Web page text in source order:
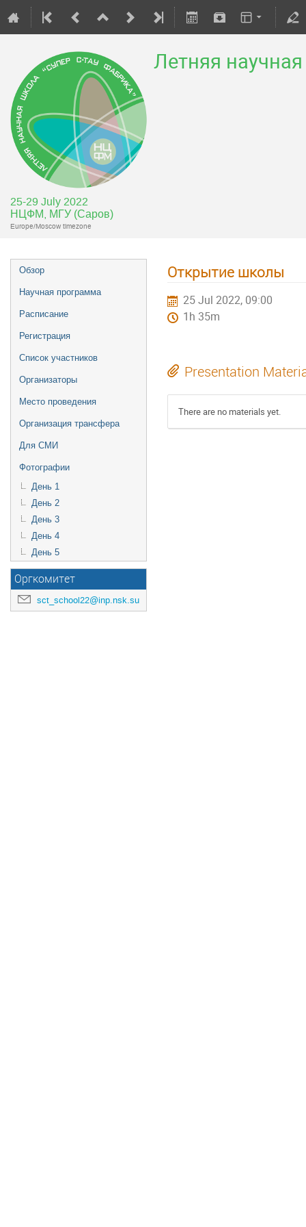
Летняя
25-29 July 2022
НЦФМ, МГУ (Саров)
Europe/Moscow timezone
Обзор
Научная программа
Расписание
Регистрация
Список участников
Организаторы
Место проведения
Организация трансфера
Для СМИ
Фотографии
День 1
День 2
День 3
День 4
День 5
Оргкомитет
sct_school22@inp.nsk.su
Открытие школы
25 Jul 2022, 09:00
1h 35m
Presentation
There are no materials yet.